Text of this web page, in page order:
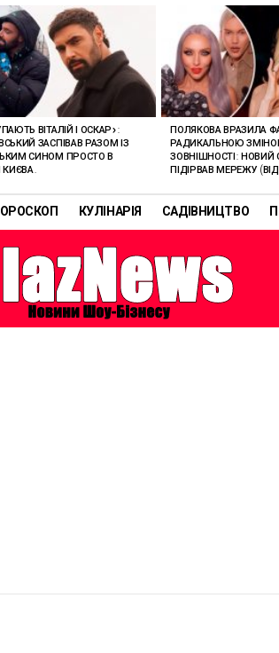
КУЛІНАРІЯ САДІВНИЦТВО
ВІТАЛІЙ І ОСКАР»:
ЗАСПІВАВ РАЗОМ ІЗ
СИНОМ ПРОСТО В
КИЄВА.
ПОЛЯКОВА ВРАЗИЛА
РАДИКАЛЬНОЮ
ЗОВНІШНОСТІ: НОВИЙ
ПІДІРВАВ МЕРЕЖУ